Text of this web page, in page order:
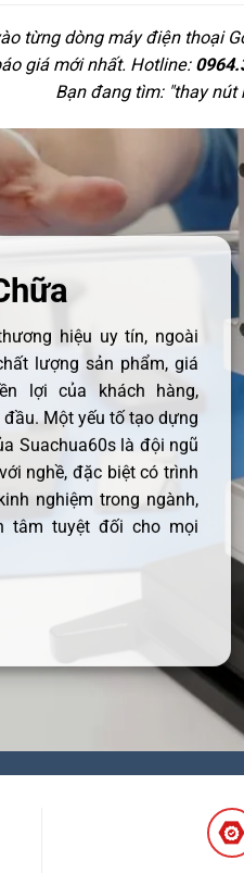
từng dòng máy điện thoại
giá mới nhất. Hotline:
Bạn đang tìm: "thay nút
hiệu uy tín, ngoài
lượng sản phẩm, giá
lợi của khách hàng,
Một yếu tố tạo dựng
Suachua60s là đội ngũ
nghề, đặc biệt có trình
nghiệm trong ngành,
tâm tuyệt đối cho mọi